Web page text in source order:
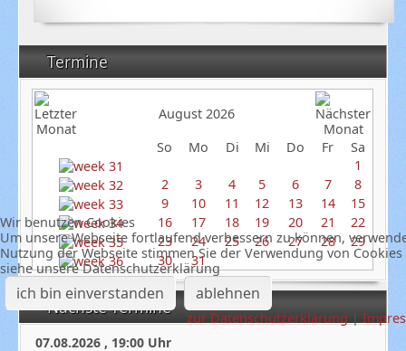
Termine
August 2026
So
Mo Di Mi Do Fr
Sa
1
2
3 4 5 6 7
8
9
10 11 12 13 14
15
16
17 18 19 20 21
22
23
24 25 26 27 28
29
30
31
Nächste Termine
07.08.2026 , 19:00 Uhr
Wir benutzen Cookies
Um unsere Webseite fortlaufend verbessern zu können,
Nutzung der Webseite stimmen Sie der Verwendung von
siehe unsere Datenschutzerklärung
ich bin einverstanden ablehnen
zur Datenschutzerklärung